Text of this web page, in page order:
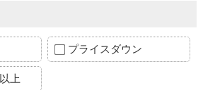
プライスダウン
上